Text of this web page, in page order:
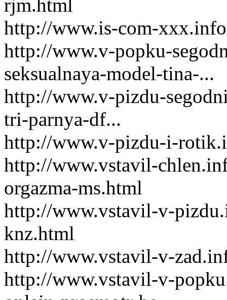
rjm.html
http://www.is-com-
http://www.v-popku-
seksualnaya-model-tina-...
http://www.v-pizdu-
tri-parnya-df...
http://www.v-pizdu-i-
http://www.vstavil-
orgazma-ms.html
http://www.vstavil-v-
knz.html
http://www.vstavil-v-
http://www.vstavil-v-